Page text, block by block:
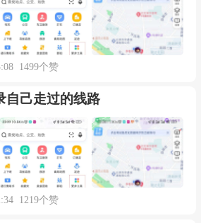
面，往下滑动找到【服务】栏
】并点击打开。
▼
1499个赞
自己走过的线路
1219个赞